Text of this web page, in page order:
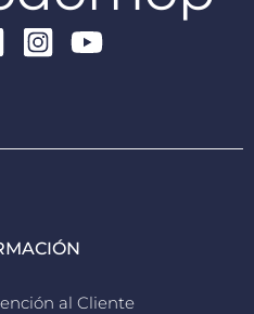
al Cliente